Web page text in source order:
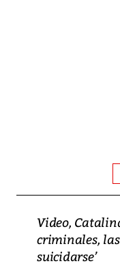
Video,
criminales,
suicidarse’